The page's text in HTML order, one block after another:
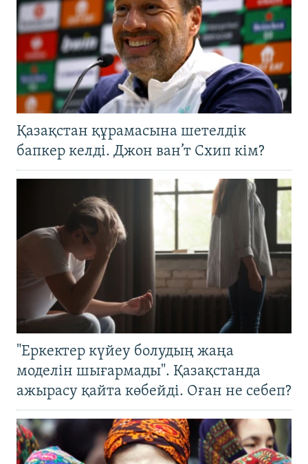
Қазақстан құрамасына шетелдік
бапкер келді. Джон ван’т Схип кім?
"Еркектер күйеу болудың жаңа
моделін шығармады". Қазақстанда
ажырасу қайта көбейді. Оған не себеп?